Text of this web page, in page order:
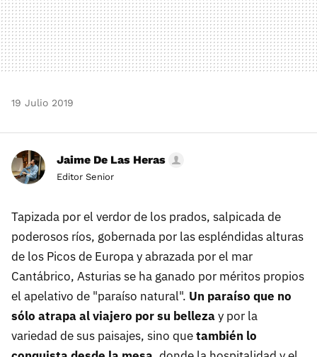
19 Julio 2019
Jaime De Las Heras
Editor Senior
Tapizada por el verdor de los prados, salpicada de
poderosos ríos, gobernada por las espléndidas alturas
de los Picos de Europa y abrazada por el mar
Cantábrico, Asturias se ha ganado por méritos propios
el apelativo de "paraíso natural". Un paraíso que no
sólo atrapa al viajero por su bellezay por la
variedad de sus paisajes, sino quetambién lo